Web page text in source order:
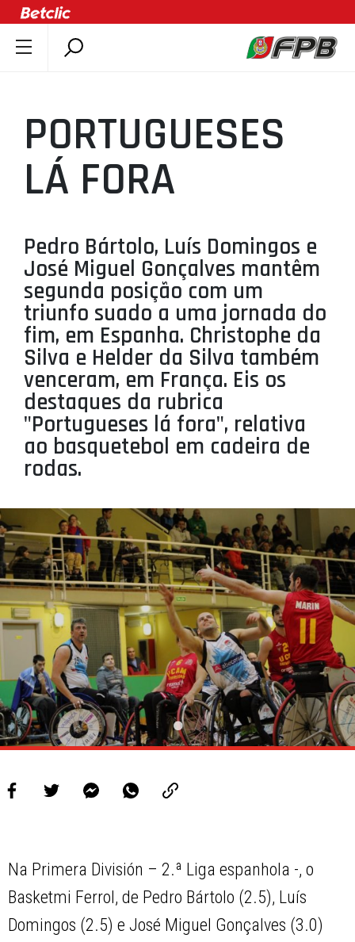
ÚLTIMAS
COMPETIÇÕES
ASSOCIAÇÕES
AGENTES
AGENDA
SELEÇÕES
MINIBASQUETE
ÁREA TÉCNICA
PROJETOS
LIGA BETCLIC MASCULINA
LIGA BETCLIC FEMININA
PORTUGUESES
LÁ FORA
Pedro Bártolo, Luís Domingos e
José Miguel Gonçalves mantêm
segunda posição com um
triunfo suado a uma jornada do
fim, em Espanha. Christophe da
Silva e Helder da Silva também
venceram, em França. Eis os
destaques da rubrica
"Portugueses lá fora", relativa
ao basquetebol em cadeira de
rodas.
Na Primera División – 2.ª Liga espanhola -, o
Basketmi Ferrol, de Pedro Bártolo (2.5), Luís
Domingos (2.5) e José Miguel Gonçalves (3.0)